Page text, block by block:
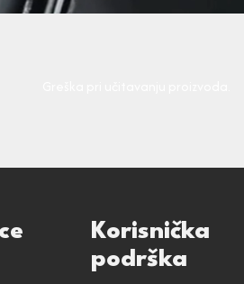
Korisnička
podrška